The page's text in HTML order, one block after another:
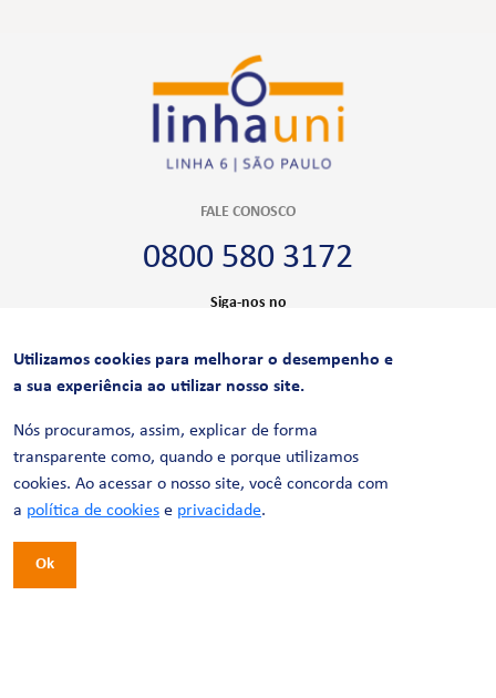
FALE CONOSCO
0800 580 3172
Siga-nos no
CERTIFICAÇÕES
Utilizamos cookies para melhorar o desempenho e
a sua experiência ao utilizar nosso site.
Nós procuramos, assim, explicar de forma
transparente como, quando e porque utilizamos
cookies. Ao acessar o nosso site, você concorda com
a política de cookies e privacidade.
Ok